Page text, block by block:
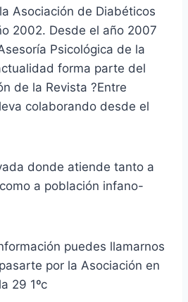
Asociación de Diabéticos
2002. Desde el año 2007
Psicológica de la
forma parte del
de la Revista ?Entre
colaborando desde el
donde atiende tanto a
a población infano-
puedes llamarnos
por la Asociación en
29 1ºc